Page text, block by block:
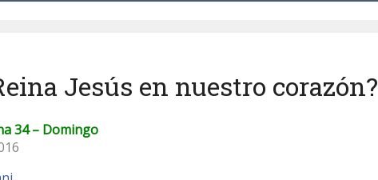
Jesús en nuestro corazón?
34 – Domingo